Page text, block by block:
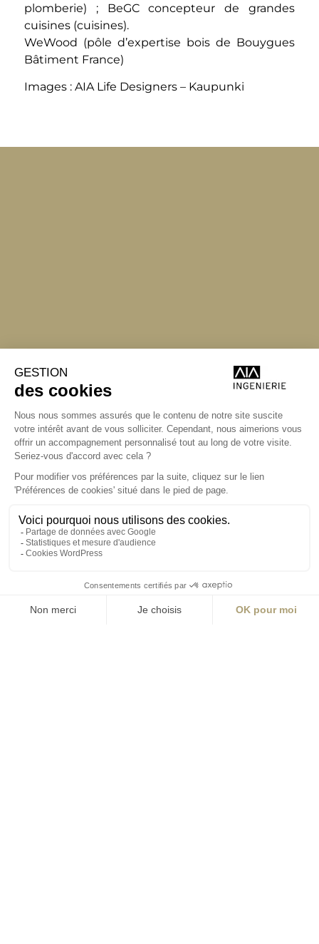
plomberie) ; BeGCconcepteur de grandes
cuisines (cuisines).
WeWood (pôle d’expertise bois de Bouygues
Bâtiment France)
Images : AIA Life Designers – Kaupunki
Angers
Lyon
Angers
La Station A,
14 boulevard Yvonne Poirel
+33 (0)2 41 36 88 50
aia.ingenierie.angers@a-
i-a.fr
Visite
ingenierie.aialifedesigners.fr